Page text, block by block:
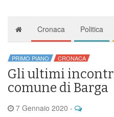
Cronaca Politica
PRIMO PIANO CRONACA
Gli ultimi incontri
comune di Barga
7 Gennaio 2020 -